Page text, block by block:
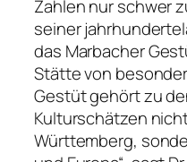
Zahlen nur schwer
seiner
das Marbacher
Stätte von
Gestüt gehört zu
Kulturschätzen
Württemberg,